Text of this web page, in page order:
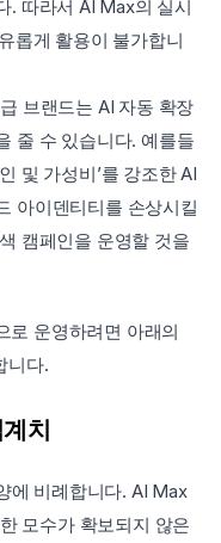
. 따라서 AI Max의 실시
롭게 활용이 불가합니
브랜드는 AI 자동 확장
줄 수 있습니다. 예를들
및 가성비’를 강조한 AI
아이덴티티를 손상시킬
캠페인을 운영할 것을
로 운영하려면 아래의
니다.
치
에 비례합니다. AI Max
모수가 확보되지 않은